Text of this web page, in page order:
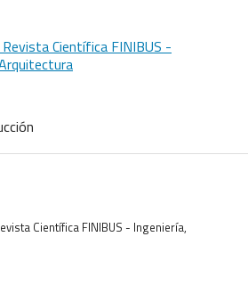
Científica FINIBUS -
Científica FINIBUS - Ingeniería,